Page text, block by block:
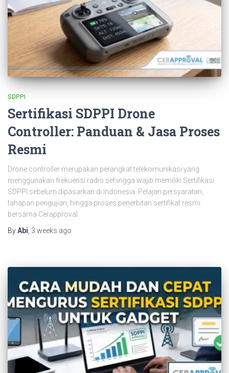
SDPPI
Sertifikasi SDPPI Drone
Controller: Panduan & Jasa Proses
Resmi
Drone controller merupakan perangkat telekomunikasi yang
menggunakan frekuensi radio sehingga wajib memiliki Sertifikasi
SDPPI sebelum dipasarkan di Indonesia. Pelajari persyaratan,
tahapan pengujian, hingga proses penerbitan sertifikat resmi
bersama Cerapproval.
ByAbi 3 weeks ago